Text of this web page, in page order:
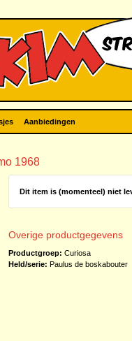
Aanbiedingen
1968
Dit item is (momenteel) niet
Overige productgegevens
Productgroep: Curiosa
Held/serie: Paulus de boskabouter